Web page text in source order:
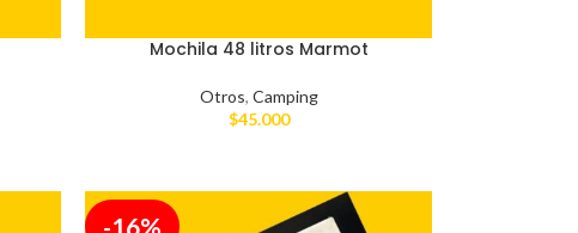
Mochila 48 litros Marmot
Otros, Camping
$45.000
-16%